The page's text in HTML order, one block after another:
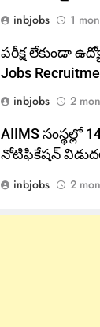
inbjobs
1
పరీక్ష లేకుండా
Jobs
inbjobs
2
AIIMS సంస్థల్లో
నోటిఫికేషన్
inbjobs
2